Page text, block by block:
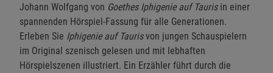
Johann Wolfgang von Goethes Iphigenie auf Taurisin einer
spannenden Hörspiel-Fassung für alle Generationen.
Erleben Sie Iphigenie auf Taurisvon jungen Schauspielern
im Original szenisch gelesen und mit lebhaften
Hörspielszenen illustriert. Ein Erzähler führt durch die